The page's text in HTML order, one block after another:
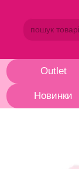
Outlet
Новинки